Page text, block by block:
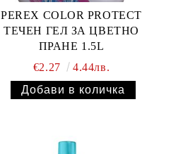
PEREX COLOR PROTECT
ТЕЧЕН ГЕЛ ЗА ЦВЕТНО
ПРАНЕ 1.5L
€2.27
4.44лв.